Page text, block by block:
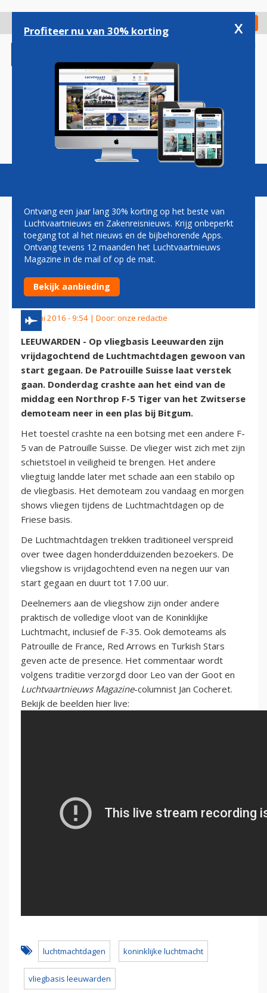
gaan
Check in
Magazine Podcasts Vacatures
LIVE: LUCHTMACHTDAGEN
VAN START NA CRASH
PATROUILLE SUISSE
10 juni 2016 - 9:54 | Door: onze redactie
LEEUWARDEN - Op vliegbasis Leeuwarden zijn
vrijdagochtend de Luchtmachtdagen gewoon van
start gegaan. De Patrouille Suisse laat verstek
gaan. Donderdag crashte aan het eind van de
middag een Northrop F-5 Tiger van het Zwitserse
demoteam neer in een plas bij Bitgum.
Het toestel crashte na een botsing met een andere F-
5 van de Patrouille Suisse. De vlieger wist zich met zijn
schietstoel in veiligheid te brengen. Het andere
vliegtuig landde later met schade aan een stabilo op
de vliegbasis. Het demoteam zou vandaag en morgen
shows vliegen tijdens de Luchtmachtdagen op de
Friese basis.
De Luchtmachtdagen trekken traditioneel verspreid
over twee dagen honderdduizenden bezoekers. De
vliegshow is vrijdagochtend even na negen uur van
start gegaan en duurt tot 17.00 uur.
Deelnemers aan de vliegshow zijn onder andere
praktisch de volledige vloot van de Koninklijke
Luchtmacht, inclusief de F-35. Ook demoteams als
Patrouille de France, Red Arrows en Turkish Stars
geven acte de presence. Het commentaar wordt
volgens traditie verzorgd door Leo van der Goot en
Luchtvaartnieuws Magazine-columnist Jan Cocheret.
Bekijk de beelden hier live:
luchtmachtdagen koninklijke luchtmacht
vliegbasis leeuwarden
Profiteer nu van 30% korting x
Ontvang een jaar lang 30% korting op het beste van
Luchtvaartnieuws en Zakenreisnieuws. Krijg onbeperkt
toegang tot al het nieuws en de bijbehorende Apps.
Ontvang tevens 12 maanden het Luchtvaartnieuws
Magazine in de mail of op de mat.
Bekijk aanbieding